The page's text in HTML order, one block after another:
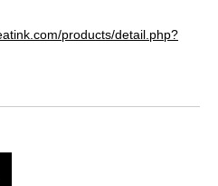
products/detail.php?